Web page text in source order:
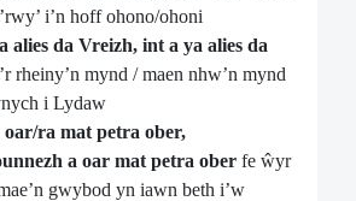
i’n hoff ohono/ohoni
alies da Vreizh, int a ya alies da
rheiny’n mynd / maen nhw’n mynd
i Lydaw
oar/ra mat petra ober,
a oar mat petra ober fe ŵyr
gwybod yn iawn beth i’w